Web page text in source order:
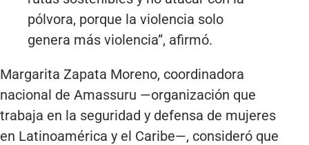
pólvora, porque la violencia solo
genera más violencia”, afirmó.
Margarita Zapata Moreno, coordinadora
nacional de Amassuru —organización que
trabaja en la seguridad y defensa de mujeres
en Latinoamérica y el Caribe—, consideró que